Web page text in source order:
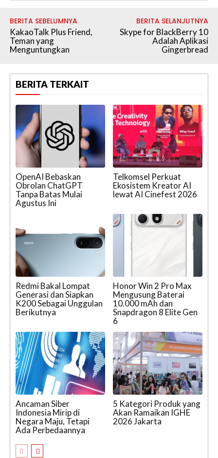
BERITA SEBELUMNYA
KakaoTalk Plus Friend,
Teman yang
Menguntungkan
BERITA SELANJUTNYA
Skype for BlackBerry 10
Adalah Aplikasi
Gingerbread
BERITA TERKAIT
OpenAI Bebaskan
Obrolan ChatGPT
Tanpa Batas Mulai
Agustus Ini
Telkomsel Perkuat
Ekosistem Kreator AI
lewat AI Cinefest 2026
Redmi Bakal Lompat
Generasi dan Siapkan
K200 Sebagai Unggulan
Berikutnya
Honor Win 2 Pro Max
Mengusung Baterai
10.000 mAh dan
Snapdragon 8 Elite Gen
6
Ancaman Siber
Indonesia Mirip di
Negara Maju, Tetapi
Ada Perbedaannya
5 Kategori Produk yang
Akan Ramaikan IGHE
2026 Jakarta